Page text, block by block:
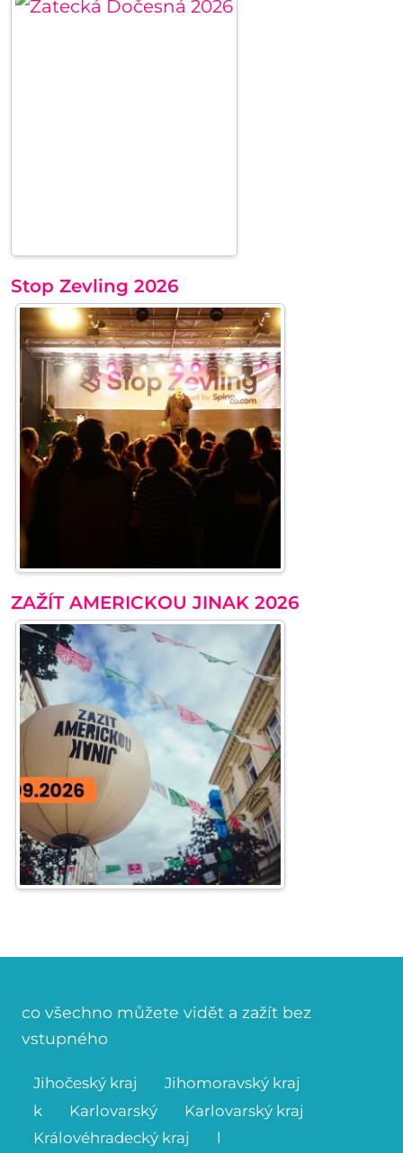
Stop Zevling 2026
ZAŽÍT AMERICKOU JINAK 2026
co všechno můžete vidět a zažít bez
vstupného
Jihočeský kraj
Jihomoravský kraj
k
Karlovarský
Karlovarský kraj
Královéhradecký kraj
l